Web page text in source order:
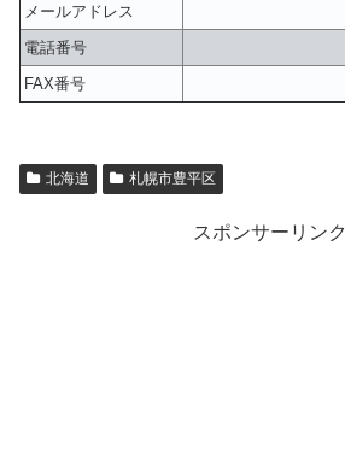
メールアドレス
電話番号
FAX番号
北海道 札幌市豊平区
スポンサーリンク